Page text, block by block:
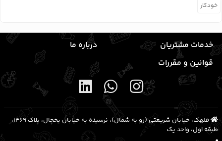
خودکار
خدمات مشتریان
درباره ما
قوانین و مقررات
قلهک، خیابان شریعتی (رو به شمال)، نرسیده به خیابان یخچال، پلاک ۱۴۶۹،
طبقه اول، واحد یک